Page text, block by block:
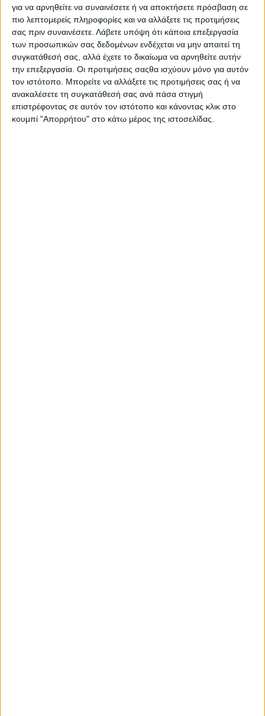
για να αρνηθείτε να συναινέσετε ή να αποκτήσετε πρόσβαση σε
πιο λεπτομερείς πληροφορίες και να αλλάξετε τις προτιμήσεις
σας πριν συναινέσετε. Λάβετε υπόψη ότι κάποια επεξεργασία
των προσωπικών σας δεδομένων ενδέχεται να μην απαιτεί τη
συγκατάθεσή σας, αλλά έχετε το δικαίωμα να αρνηθείτε αυτήν
την επεξεργασία. Οι προτιμήσεις σαςθα ισχύουν μόνο για αυτόν
τον ιστότοπο. Μπορείτε να αλλάξετε τις προτιμήσεις σας ή να
ανακαλέσετε τη συγκατάθεσή σας ανά πάσα στιγμή
επιστρέφοντας σε αυτόν τον ιστότοπο και κάνοντας κλικ στο
κουμπί "Απορρήτου" στο κάτω μέρος της ιστοσελίδας.
Κατηγορία 250
Moto 1
Τρεις αναβάτες της Yamaha (Thrasher, Deegan,
Minear) έκαναν την αρχή, με τον Deegan να παίρνει
σύντομα την πρωτοπορία. Ο Levi Kitchen ανέβηκε στη
δεύτερη θέση και ο Seth Hammaker τρίτος. Ο Deegan
δεν απειλήθηκε και τερμάτισε με άνεση μπροστά.